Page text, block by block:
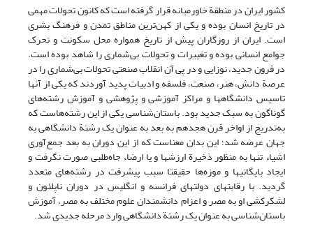
کشور ایران در منطقة خاورمیانه قرار گرفته است که کانون تحولات مهمی
در تاریخ انسان بوده و یکی از کهن‌ترین مناطق تمدن و فرهنگ بشری
است. ایران از روزگاران پیش از تاریخ همواره محل سکونت و تحرک
جوامع انسانی بوده و تغییرات و تحولات بی‌شماری را شاهد بوده است.
در قرون جدید، نوزایی و در پی آن انقلاب صنعتی تحولات بی‌شماری را در
عرصة دانش، هنر، صنعت، فلسفه و ادبیات پدید آوردند که یکی از آنها
تاسیس دانشگاهها و مراکز آموزشی و پژوهشی و آموزش رشته‌های
گوناگون به سبک جدید بود. باستان‌شناسی یکی از این رشته‌هاست که
به‌تدریج از اواخر قرن هجدهم به بعد به عنوان یک رشتة دانشگاهی به
جهان عرضه شد؛ این بدان معناست که از این دوران به بعد جمع‌آوری
اشیاء تنها به منظور ذخیرة ارزشها و یا ارضاء جاه‌طلبی صورت نگرفت و
ایجاد بایگانیها و موزه‌ها حقیقتا سبب پیشرفت در رشته‌های متعدد
گردید. با رقابتهای دولتهای فرانسه و انگلیس در دوران ناپلئون و
لشکرکشی او به مصر و اعزام دانشمندان علوم مختلف به مصر، آموزش
باستان‌شناسی به عنوان یک رشتة دانشگاهی وارد مرحله جدیدی شد.